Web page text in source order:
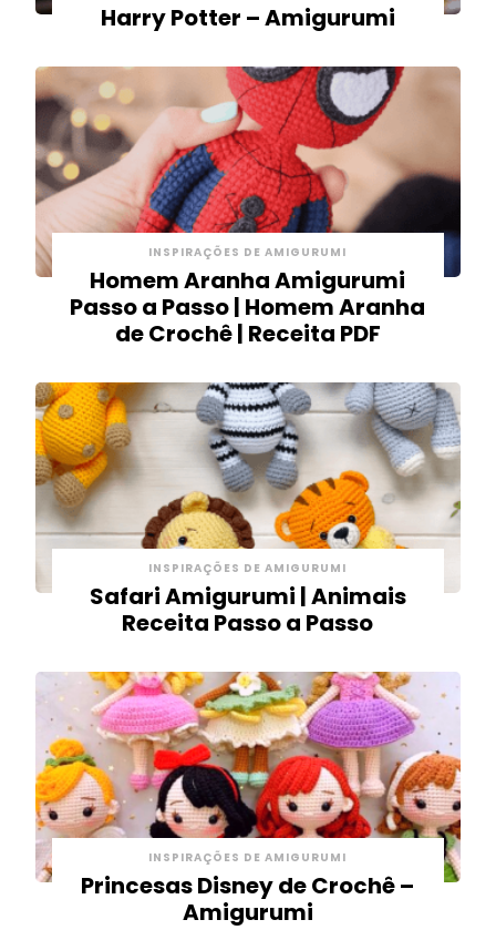
Harry Potter – Amigurumi
INSPIRAÇÕES DE AMIGURUMI
Homem Aranha Amigurumi
Passo a Passo | Homem Aranha
de Crochê | Receita PDF
INSPIRAÇÕES DE AMIGURUMI
Safari Amigurumi | Animais
Receita Passo a Passo
INSPIRAÇÕES DE AMIGURUMI
Princesas Disney de Crochê –
Amigurumi